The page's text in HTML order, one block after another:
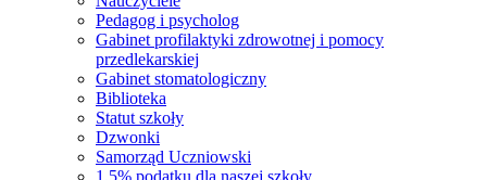
Pedagog i psycholog
Gabinet profilaktyki zdrowotnej i pomocy
przedlekarskiej
Gabinet stomatologiczny
Biblioteka
Statut szkoły
Dzwonki
Samorząd Uczniowski
1,5% podatku dla naszej szkoły